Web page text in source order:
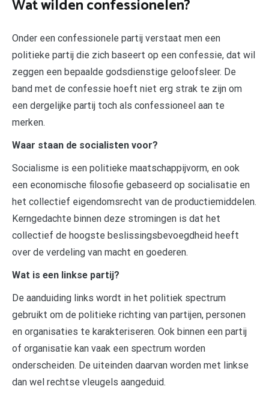
Wat wilden confessionelen?
Onder een confessionele partij verstaat men een
politieke partij die zich baseert op een confessie, dat wil
zeggen een bepaalde godsdienstige geloofsleer. De
band met de confessie hoeft niet erg strak te zijn om
een dergelijke partij toch als confessioneel aan te
merken.
Waar staan de socialisten voor?
Socialisme is een politieke maatschappijvorm, en ook
een economische filosofie gebaseerd op socialisatie en
het collectief eigendomsrecht van de productiemiddelen.
Kerngedachte binnen deze stromingen is dat het
collectief de hoogste beslissingsbevoegdheid heeft
over de verdeling van macht en goederen.
Wat is een linkse partij?
De aanduiding links wordt in het politiek spectrum
gebruikt om de politieke richting van partijen, personen
en organisaties te karakteriseren. Ook binnen een partij
of organisatie kan vaak een spectrum worden
onderscheiden. De uiteinden daarvan worden met linkse
dan wel rechtse vleugels aangeduid.